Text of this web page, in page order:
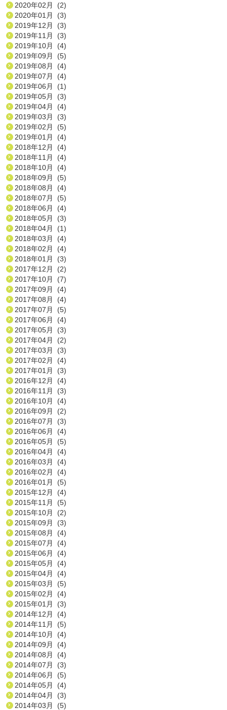
2020年02月 (2)
2020年01月 (3)
2019年12月 (3)
2019年11月 (3)
2019年10月 (4)
2019年09月 (5)
2019年08月 (4)
2019年07月 (4)
2019年06月 (1)
2019年05月 (3)
2019年04月 (4)
2019年03月 (3)
2019年02月 (5)
2019年01月 (4)
2018年12月 (4)
2018年11月 (4)
2018年10月 (4)
2018年09月 (5)
2018年08月 (4)
2018年07月 (5)
2018年06月 (4)
2018年05月 (3)
2018年04月 (1)
2018年03月 (4)
2018年02月 (4)
2018年01月 (3)
2017年12月 (2)
2017年10月 (7)
2017年09月 (4)
2017年08月 (4)
2017年07月 (5)
2017年06月 (4)
2017年05月 (3)
2017年04月 (2)
2017年03月 (3)
2017年02月 (4)
2017年01月 (3)
2016年12月 (4)
2016年11月 (3)
2016年10月 (4)
2016年09月 (2)
2016年07月 (3)
2016年06月 (4)
2016年05月 (5)
2016年04月 (4)
2016年03月 (4)
2016年02月 (4)
2016年01月 (5)
2015年12月 (4)
2015年11月 (5)
2015年10月 (2)
2015年09月 (3)
2015年08月 (4)
2015年07月 (4)
2015年06月 (4)
2015年05月 (4)
2015年04月 (4)
2015年03月 (5)
2015年02月 (4)
2015年01月 (3)
2014年12月 (4)
2014年11月 (5)
2014年10月 (4)
2014年09月 (4)
2014年08月 (4)
2014年07月 (3)
2014年06月 (5)
2014年05月 (4)
2014年04月 (3)
2014年03月 (5)